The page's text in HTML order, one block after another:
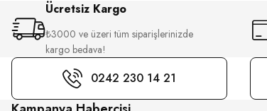
Ücretsiz Kargo
₺3000 ve üzeri tüm siparişlerinizde
kargo bedava!
0242 230 14 21